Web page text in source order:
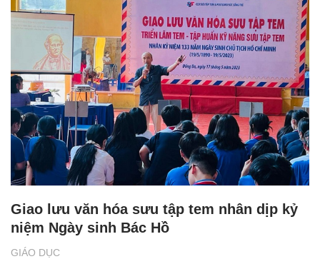
GIÁO DỤC
Giao lưu văn hóa sưu tập tem nhân dịp kỷ
niệm Ngày sinh Bác Hồ